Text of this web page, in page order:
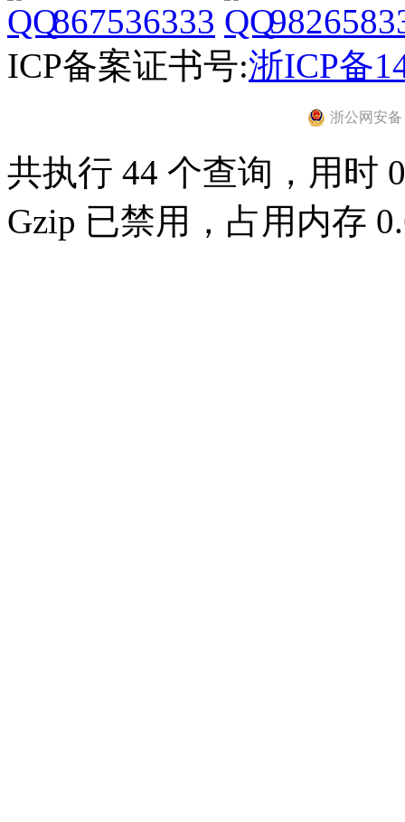
867536333
ICP备案证书号:浙ICP备
浙公网安备
共执行 44 个查询，用时
Gzip 已禁用，占用内存